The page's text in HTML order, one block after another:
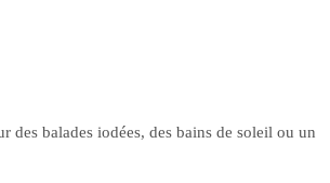
balades iodées, des bains de soleil ou un